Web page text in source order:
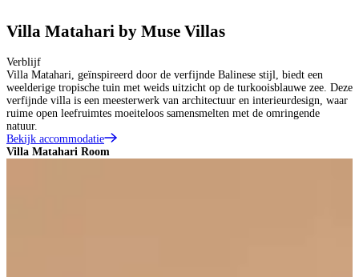
Villa Matahari by Muse Villas
Verblijf
Villa Matahari, geïnspireerd door de verfijnde Balinese stijl, biedt een
weelderige tropische tuin met weids uitzicht op de turkooisblauwe zee. Deze
verfijnde villa is een meesterwerk van architectuur en interieurdesign, waar
ruime open leefruimtes moeiteloos samensmelten met de omringende
natuur.
Bekijk accommodatie
Villa Matahari Room